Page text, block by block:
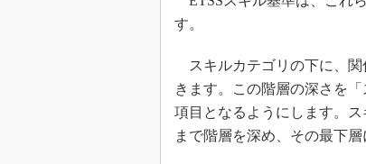
す。
スキルカテゴリの下に、関
きます。この階層の深さを
項目となるようにします。
まで階層を深め、その最下